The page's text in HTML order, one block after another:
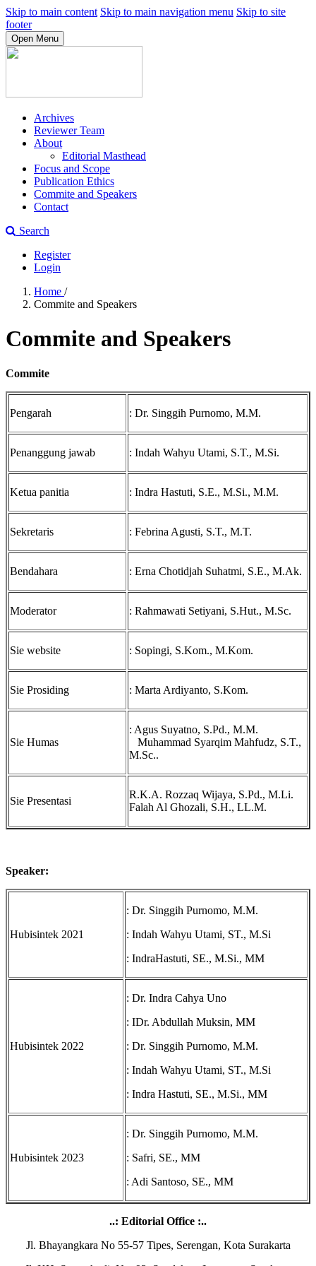
Skip to main content Skip to main navigation menu Skip to site
footer
Open Menu
Archives
Reviewer Team
About
Editorial Masthead
Focus and Scope
Publication Ethics
Commite and Speakers
Contact
Search
Register
Login
Home /
Commite and Speakers
Commite and Speakers
Commite
Pengarah : Dr. Singgih Purnomo, M.M.
Penanggung jawab : Indah Wahyu Utami, S.T., M.Si.
Ketua panitia : Indra Hastuti, S.E., M.Si., M.M.
Sekretaris : Febrina Agusti, S.T., M.T.
Bendahara : Erna Chotidjah Suhatmi, S.E., M.Ak.
Moderator : Rahmawati Setiyani, S.Hut., M.Sc.
Sie website : Sopingi, S.Kom., M.Kom.
Sie Prosiding : Marta Ardiyanto, S.Kom.
Sie Humas
: Agus Suyatno, S.Pd., M.M.
Muhammad Syarqim Mahfudz, S.T.,
M.Sc..
Sie Presentasi
R.K.A. Rozzaq Wijaya, S.Pd., M.Li.
Falah Al Ghozali, S.H., LL.M.
Speaker:
Hubisintek 2021
: Dr. Singgih Purnomo, M.M.
: Indah Wahyu Utami, ST., M.Si
: IndraHastuti, SE., M.Si., MM
Hubisintek 2022
: Dr. Indra Cahya Uno
: IDr. Abdullah Muksin, MM
: Dr. Singgih Purnomo, M.M.
: Indah Wahyu Utami, ST., M.Si
: Indra Hastuti, SE., M.Si., MM
Hubisintek 2023
: Dr. Singgih Purnomo, M.M.
: Safri, SE., MM
: Adi Santoso, SE., MM
..: Editorial Office :..
Jl. Bhayangkara No 55-57 Tipes, Serengan, Kota Surakarta